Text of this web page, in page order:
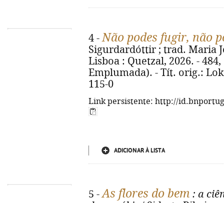
4 -Não podes fugir, não
Sigurdardóttir ; trad. Maria
Lisboa : Quetzal, 2026. -
Emplumada). - Tít. orig.: Lok
115-0
Link persistente: http://
ADICIONAR À LISTA
5 -As flores do bem : a